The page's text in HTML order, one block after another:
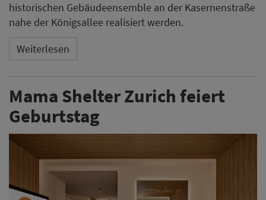
historischen Gebäudeensemble an der Kasernenstraße
nahe der Königsallee realisiert werden.
Weiterlesen
Mama Shelter Zurich feiert
Geburtstag